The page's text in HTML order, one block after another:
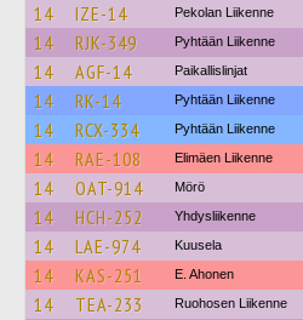
14 IZE-14 Pekolan Liikenne
14 RJK-349 Pyhtään Liikenne
14 AGF-14 Paikallislinjat
14 RK-14 Pyhtään Liikenne
14 RCX-334 Pyhtään Liikenne
14 RAE-108 Elimäen Liikenne
14 OAT-914 Mörö
14 HCH-252 Yhdysliikenne
14 LAE-974 Kuusela
14 KAS-251 E. Ahonen
14 TEA-233 Ruohosen Liikenne